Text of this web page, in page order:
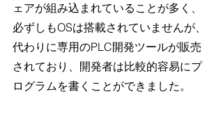
ェアが組み込まれていることが多く、
必ずしもOSは搭載されていませんが、
代わりに専用のPLC開発ツールが販売
されており、開発者は比較的容易にプ
ログラムを書くことができました。